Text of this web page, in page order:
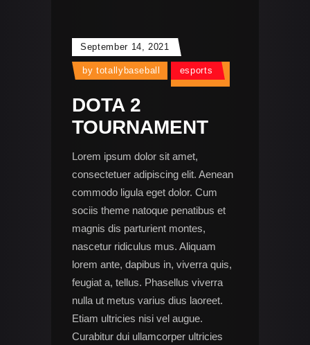
September 14, 2021
by totallybaseball esports
DOTA 2
TOURNAMENT
Lorem ipsum dolor sit amet,
consectetuer adipiscing elit. Aenean
commodo ligula eget dolor. Cum
sociis theme natoque penatibus et
magnis dis parturient montes,
nascetur ridiculus mus. Aliquam
lorem ante, dapibus in, viverra quis,
feugiat a, tellus. Phasellus viverra
nulla ut metus varius dius laoreet.
Etiam ultricies nisi vel augue.
Curabitur dui ullamcorper ultricies